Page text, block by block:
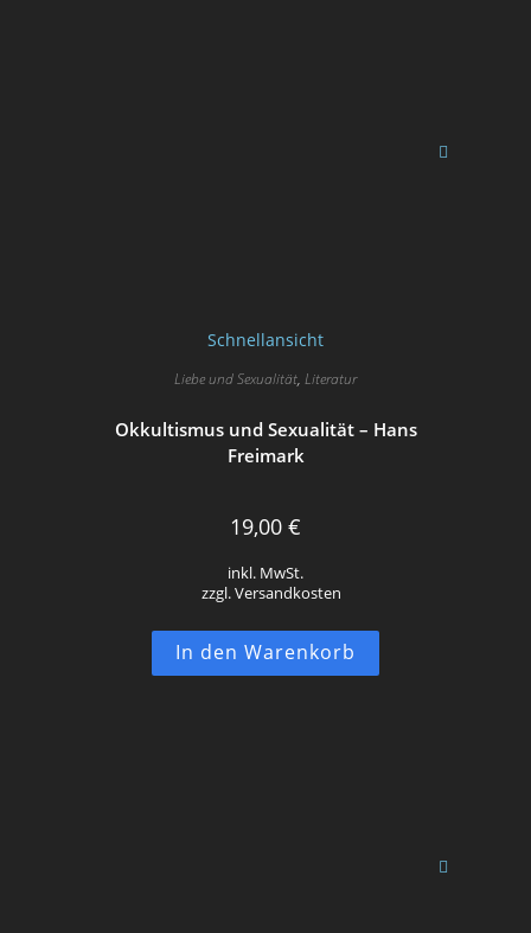
Schnellansicht
Liebe und Sexualität, Literatur
Okkultismus und Sexualität – Hans
Freimark
19,00 €
inkl. MwSt.
zzgl. Versandkosten
In den Warenkorb